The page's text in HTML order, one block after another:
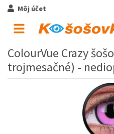
Môj účet
ColourVue Crazy
trojmesačné) -